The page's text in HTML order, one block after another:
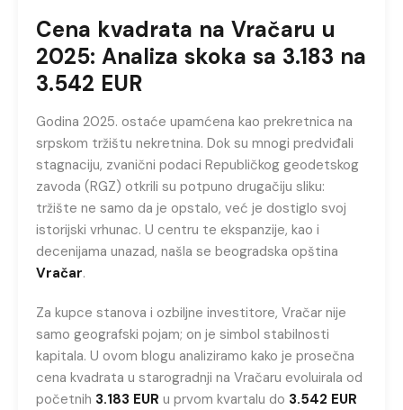
Cena kvadrata na Vračaru u
2025: Analiza skoka sa 3.183 na
3.542 EUR
Godina 2025. ostaće upamćena kao prekretnica na
srpskom tržištu nekretnina. Dok su mnogi predviđali
stagnaciju, zvanični podaci Republičkog geodetskog
zavoda (RGZ) otkrili su potpuno drugačiju sliku:
tržište ne samo da je opstalo, već je dostiglo svoj
istorijski vrhunac. U centru te ekspanzije, kao i
decenijama unazad, našla se beogradska opština
Vračar.
Za kupce stanova i ozbiljne investitore, Vračar nije
samo geografski pojam; on je simbol stabilnosti
kapitala. U ovom blogu analiziramo kako je prosečna
cena kvadrata u starogradnji na Vračaru evoluirala od
početnih 3.183 EUR u prvom kvartalu do 3.542 EUR